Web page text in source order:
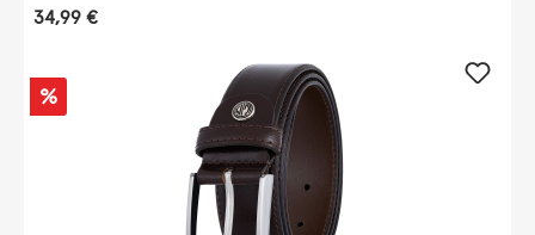
Regulärer Preis:
34,99 €
Rabatt
%